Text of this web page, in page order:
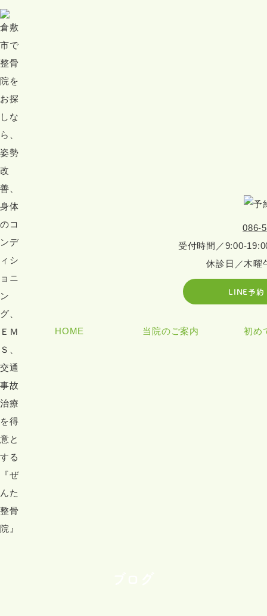
086-
受付時間／9:00-
休診日／木曜
LINE予約
HOME 当院のご案内 初め